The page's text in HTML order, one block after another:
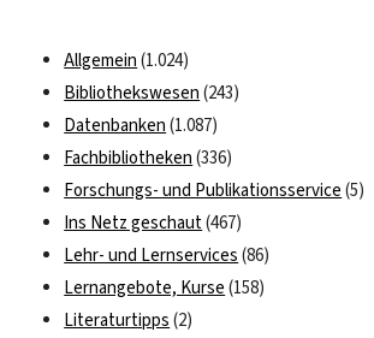
31.
August
2023
in
Berlin-
Charlottenburg
Allgemein (1.024)
Bibliothekswesen (243)
Datenbanken (1.087)
Fachbibliotheken (336)
Forschungs- und Publikationsservice (5)
Ins Netz geschaut(467)
Lehr- und Lernservices (86)
Lernangebote, Kurse (158)
Literaturtipps (2)